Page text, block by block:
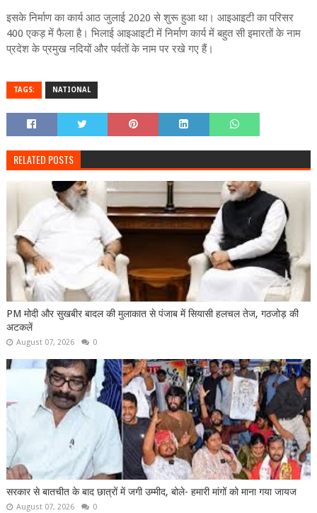
इसके निर्माण का कार्य आठ जुलाई 2020 से शुरू हुआ था। आइआइटी का परिसर
400 एकड़ में फैला है। भिलाई आइआइटी में निर्माण कार्य में बहुत सी इमारतों के नाम
प्रदेश के प्रमुख नदियों और पर्वतों के नाम पर रखे गए हैं।
TAGS: NATIONAL
RELATED POSTS
PM मोदी और सुखबीर बादल की मुलाकात से पंजाब में सियासी हलचल तेज, गठजोड़ की
अटकलें
August 07, 2026 0
सरकार से बातचीत के बाद छात्रों में जगी उम्मीद, बोले- हमारी मांगों को माना गया जायज
August 07, 2026 0